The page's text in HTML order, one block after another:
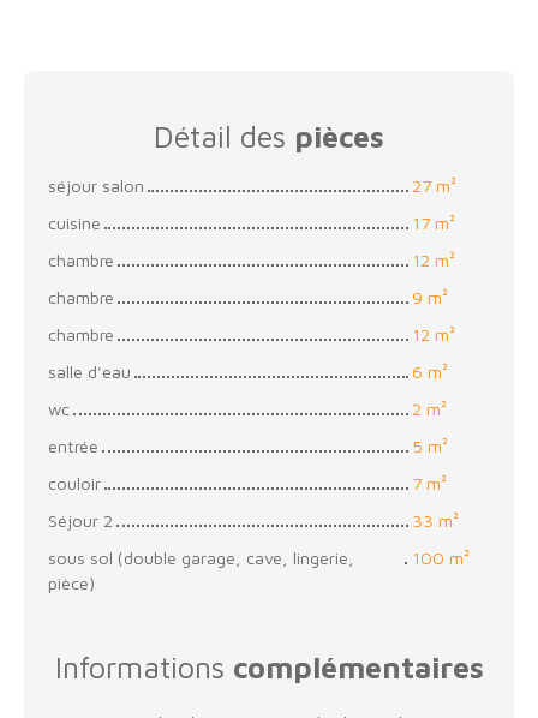
Détail des pièces
séjour salon
27 m²
cuisine
17 m²
chambre
12 m²
chambre
9 m²
chambre
12 m²
salle d'eau
6 m²
wc
2 m²
entrée
5 m²
couloir
7 m²
Séjour 2
33 m²
sous sol (double garage, cave, lingerie,
pièce)
100 m²
Informations complémentaires